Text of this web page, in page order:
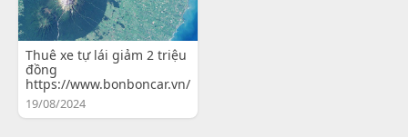
Thuê xe tự lái giảm 2 triệu
đồng
https://www.bonboncar.vn/
19/08/2024